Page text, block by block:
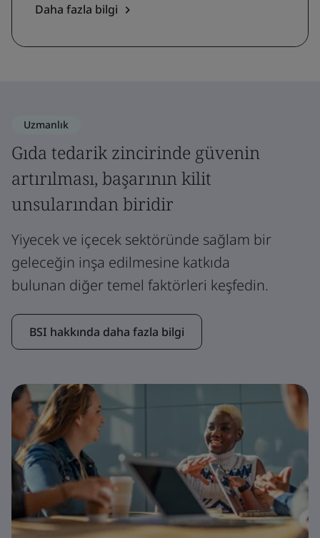
Daha fazla bilgi
Uzmanlık
Gıda tedarik zincirinde güvenin
artırılması, başarının kilit
unsularından biridir
Yiyecek ve içecek sektöründe sağlam bir
geleceğin inşa edilmesine katkıda
bulunan diğer temel faktörleri keşfedin.
BSI hakkında daha fazla bilgi